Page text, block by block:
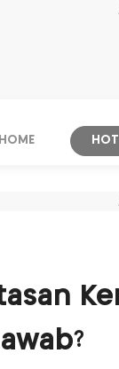
HOME